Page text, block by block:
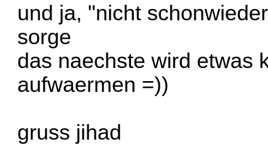
und ja, "nicht
sorge
das naechste wird etwas
aufwaermen =))
gruss jihad